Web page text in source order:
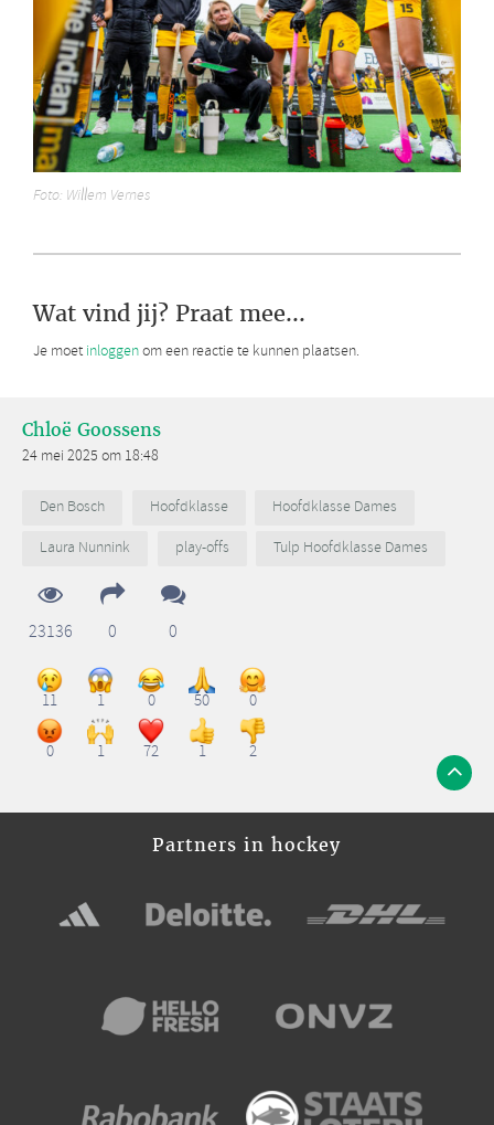
Foto: Willem Vernes
Wat vind jij? Praat mee...
Je moet inloggenom een reactie te kunnen plaatsen.
Chloë Goossens
24 mei 2025 om 18:48
Den Bosch Hoofdklasse
Hoofdklasse Dames
Laura Nunnink
play-offs Tulp Hoofdklasse Dames
23136 0 0
11 1 0 50 0
0 1 72 1 2
Partners in hockey